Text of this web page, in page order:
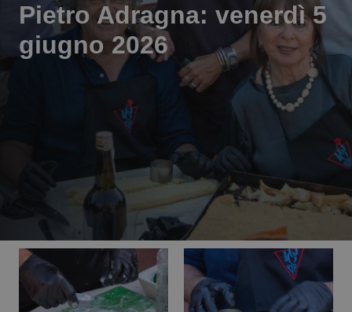
Pietro Adragna: venerdì 5
giugno 2026